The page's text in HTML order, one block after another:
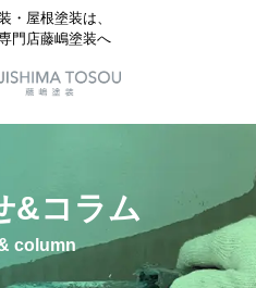
・屋根塗装は、
門店藤嶋塗装へ
&コラム
column